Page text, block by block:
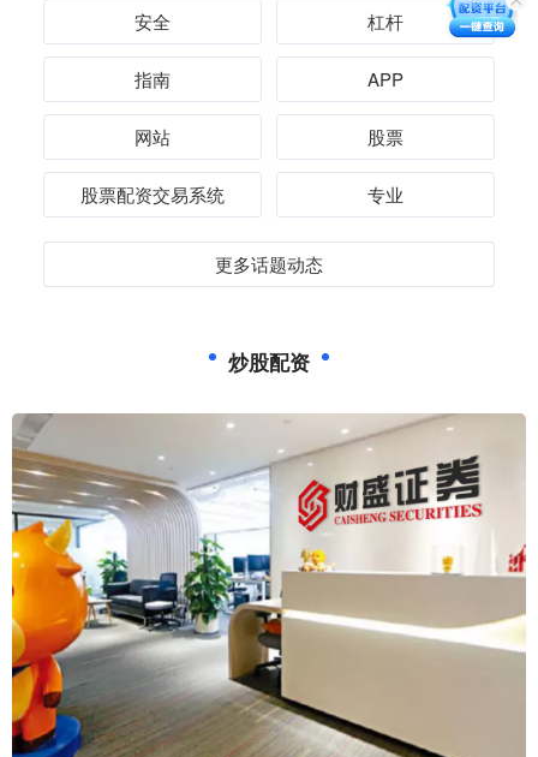
安全 杠杆
指南 APP
网站 股票
股票配资交易系统 专业
更多话题动态
炒股配资